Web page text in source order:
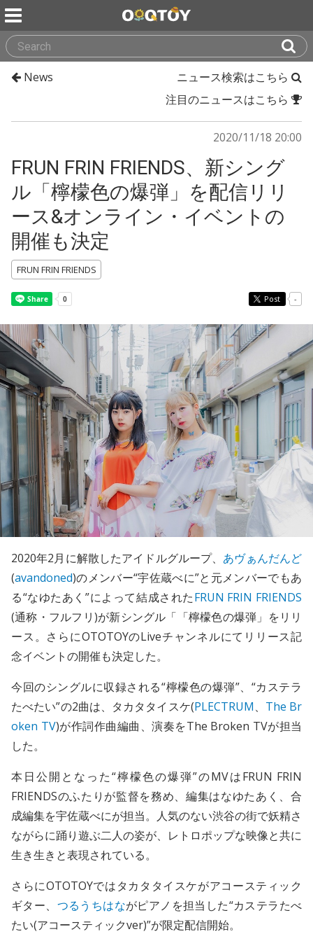
News
ニュース検索はこちら
注目のニュースはこちら
2020/11/18 20:00
FRUN FRIN FRIENDS、新シング
ル「檸檬色の爆弾」を配信リリ
ース&オンライン・イベントの
開催も決定
FRUN FRIN FRIENDS
Post -
2020年2月に解散したアイドルグループ、 あヴぁんだんど
(avandoned)のメンバー“宇佐蔵べに”と元メンバーでもあ
る“なゆたあく”によって結成されたFRUN FRIN FRIENDS
(通称・フルフリ)が新シングル「「檸檬色の爆弾」をリリ
ース。さらにOTOTOYのLiveチャンネルにてリリース記
念イベントの開催も決定した。
今回のシングルに収録される“檸檬色の爆弾”、“カステラ
たべたい”の2曲は、タカタタイスケ(PLECTRUM、 The Br
oken TV)が作詞作曲編曲、演奏をThe Broken TVが担当
した。
本日公開となった“檸檬色の爆弾”のMVはFRUN FRIN
FRIENDSのふたりが監督を務め、編集はなゆたあく、合
成編集を宇佐蔵べにが担当。人気のない渋谷の街で妖精さ
ながらに踊り遊ぶ二人の姿が、レトロポップな映像と共に
生き生きと表現されている。
さらにOTOTOYではタカタタイスケがアコースティック
ギター、 つるうちはながピアノを担当した“カステラたべ
たい(アコースティックver)”が限定配信開始。